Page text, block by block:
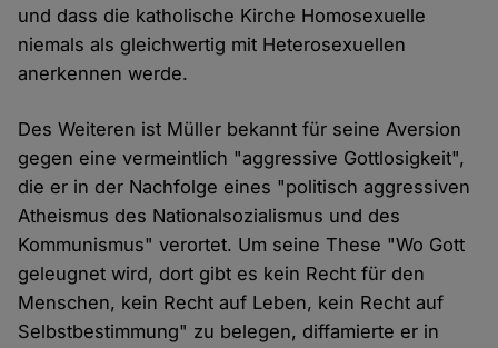
und dass die katholische Kirche Homosexuelle
niemals als gleichwertig mit Heterosexuellen
anerkennen werde.
Des Weiteren ist Müller bekannt für seine Aversion
gegen eine vermeintlich "aggressive Gottlosigkeit",
die er in der Nachfolge eines "politisch aggressiven
Atheismus des Nationalsozialismus und des
Kommunismus" verortet. Um seine These "Wo Gott
geleugnet wird, dort gibt es kein Recht für den
Menschen, kein Recht auf Leben, kein Recht auf
Selbstbestimmung" zu belegen, diffamierte er in